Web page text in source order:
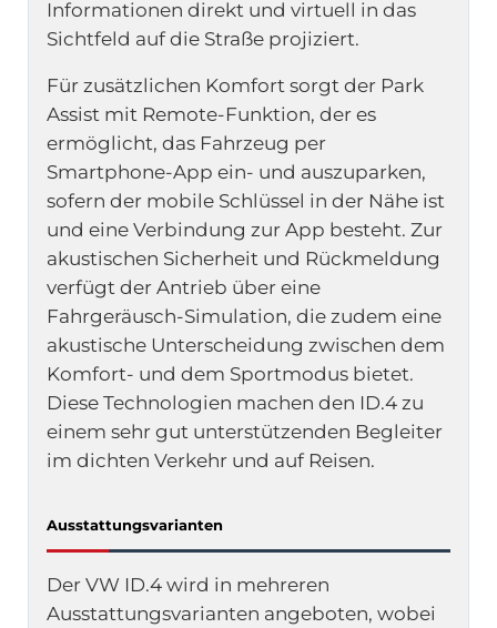
Informationen direkt und virtuell in das
Sichtfeld auf die Straße projiziert.
Für zusätzlichen Komfort sorgt der Park
Assist mit Remote-Funktion, der es
ermöglicht, das Fahrzeug per
Smartphone-App ein- und auszuparken,
sofern der mobile Schlüssel in der Nähe ist
und eine Verbindung zur App besteht. Zur
akustischen Sicherheit und Rückmeldung
verfügt der Antrieb über eine
Fahrgeräusch-Simulation, die zudem eine
akustische Unterscheidung zwischen dem
Komfort- und dem Sportmodus bietet.
Diese Technologien machen den ID.4 zu
einem sehr gut unterstützenden Begleiter
im dichten Verkehr und auf Reisen.
Ausstattungsvarianten
Der VW ID.4 wird in mehreren
Ausstattungsvarianten angeboten, wobei